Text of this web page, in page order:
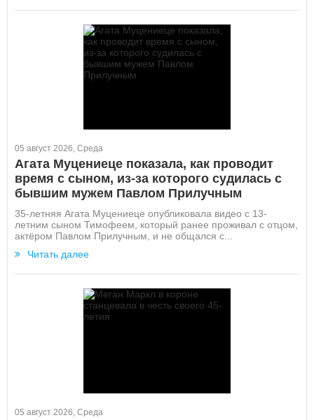
05 август 2026, Среда
Агата Муцениеце показала, как проводит
время с сыном, из-за которого судилась с
бывшим мужем Павлом Прилучным
35-летняя Агата Муцениеце опубликовала видео с 13-
летним сыном Тимофеем, который ранее проживал с отцом,
актёром Павлом Прилучным, и не общался с...
Читать далее
05 август 2026, Среда